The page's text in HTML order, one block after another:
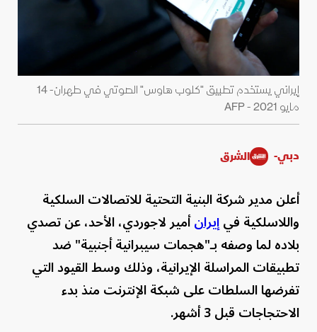
إيراني يستخدم تطبيق "كلوب هاوس" الصوتي في طهران- 14
مايو 2021 - AFP
دبي- الشرق
أعلن مدير شركة البنية التحتية للاتصالات السلكية
واللاسلكية فيإيرانأمير لاجوردي، الأحد، عن تصدي
بلاده لما وصفه بـ"هجمات سيبرانية أجنبية" ضد
تطبيقات المراسلة الإيرانية، وذلك وسط القيود التي
تفرضها السلطات على شبكة الإنترنت منذ بدء
الاحتجاجات قبل 3 أشهر.